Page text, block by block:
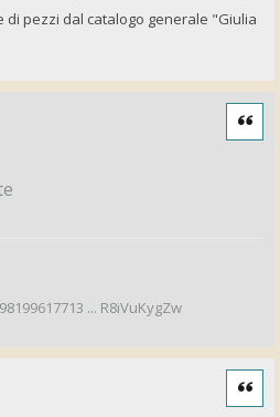
pezzi dal catalogo generale "Giulia
Cita
... R8iVuKygZw
Cita